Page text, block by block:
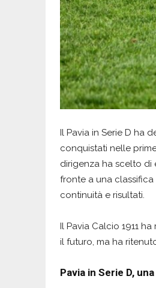
Il Pavia in Serie D ha
conquistati nelle
dirigenza ha scelto di
fronte a una
continuità e risultati.
Il Pavia Calcio 1911
il futuro, ma ha
Pavia in Serie D,